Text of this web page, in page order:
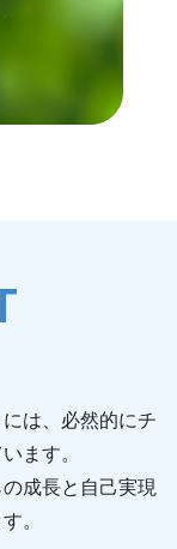
は、必然的にチ
ます。
成長と自己実現
。